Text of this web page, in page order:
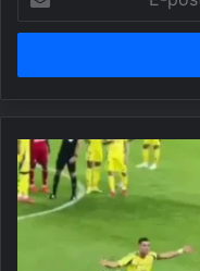
posta
adresinizi
Verilen
kararı
beğenmeyen
Ronaldo